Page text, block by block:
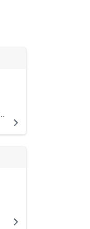
navigate_next
navigate_next